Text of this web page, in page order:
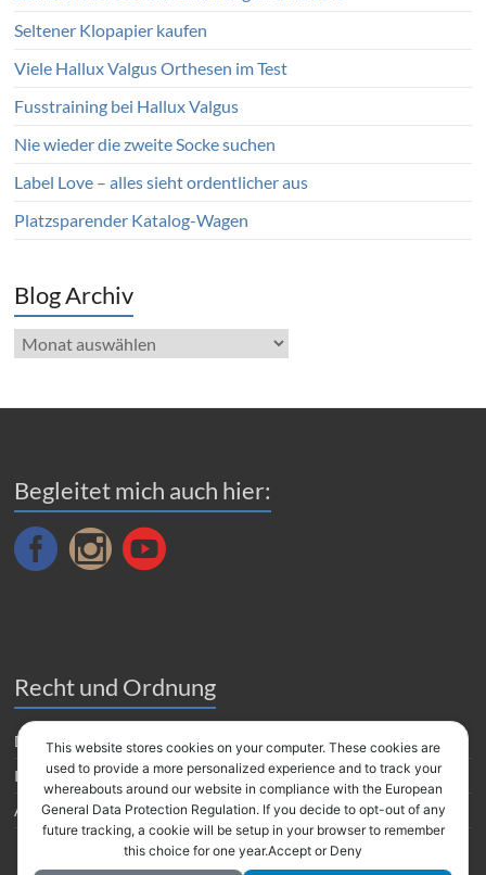
Seltener Klopapier kaufen
Viele Hallux Valgus Orthesen im Test
Fusstraining bei Hallux Valgus
Nie wieder die zweite Socke suchen
Label Love – alles sieht ordentlicher aus
Platzsparender Katalog-Wagen
Blog Archiv
Blog
Archiv
Begleitet mich auch hier:
Recht und Ordnung
Datenverarbeitung
Impressum
Amazon Partnerprogramm
This website stores cookies on your computer. These cookies are
used to provide a more personalized experience and to track your
whereabouts around our website in compliance with the European
General Data Protection Regulation. If you decide to opt-out of any
future tracking, a cookie will be setup in your browser to remember
this choice for one year.Accept or Deny